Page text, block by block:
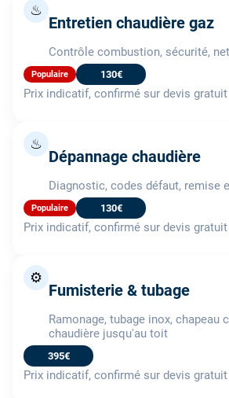
♨
Entretien chaudière gaz
Contrôle combustion, sécurité,
Populaire 130€
Prix indicatif, confirmé sur devis gratuit
♨
Dépannage chaudière
Diagnostic, codes défaut, remise
Populaire 130€
Prix indicatif, confirmé sur devis gratuit
⚙️
Fumisterie & tubage
Ramonage, tubage inox, chapeau
chaudière jusqu'au toit
395€
Prix indicatif, confirmé sur devis gratuit